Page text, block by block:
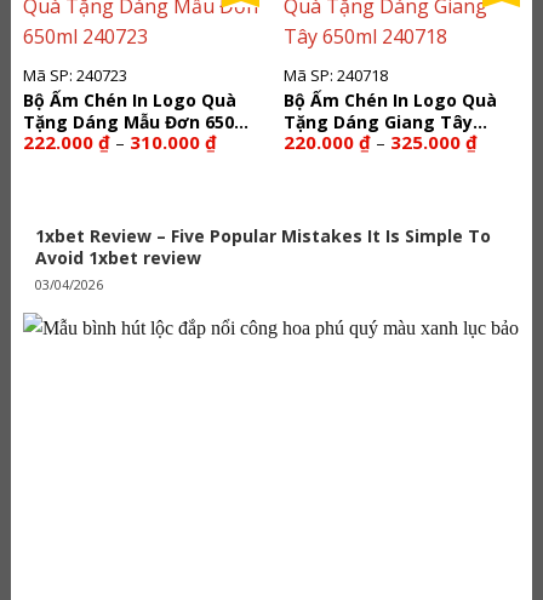
Mã SP: 240723
Bộ Ấm Chén In Logo Quà
Tặng Dáng Mẫu Đơn 650ml
240723
222.000 ₫ – 310.000 ₫Khoảng
giá:
Mã SP: 240718
Bộ Ấm Chén In Logo Quà
Tặng Dáng Giang Tây
650ml 240718
220.000 ₫ – 325.000 ₫Khoảng
giá:
1xbet Review – Five Popular Mistakes It Is Simple To
Avoid 1xbet review
03/04/2026